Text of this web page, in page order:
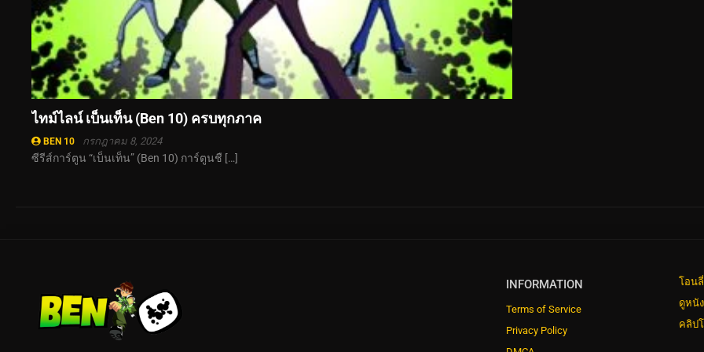
ไทม์ไลน์ เบ็นเท็น (Ben 10) ครบทุกภาค
BEN 10 กรกฎาคม 8, 2024
ซีรีส์การ์ตูน “เบ็นเท็น” (Ben 10) การ์ตูนชื […]
INFORMATION
Terms of Service
Privacy Policy
โอน
ดูหนั
คลิป